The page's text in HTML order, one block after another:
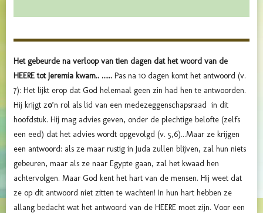
Het gebeurde na verloop van tien dagen dat het woord van de
HEERE tot Jeremia kwam.. ...... Pas na 10 dagen komt het antwoord (v.
7): Het lijkt erop dat God helemaal geen zin had hen te antwoorden.
Hij krijgt zo’n rol als lid van een medezeggenschapsraad in dit
hoofdstuk. Hij mag advies geven, onder de plechtige belofte (zelfs
een eed) dat het advies wordt opgevolgd (v. 5,6)...Maar ze krijgen
een antwoord: als ze maar rustig in Juda zullen blijven, zal hun niets
gebeuren, maar als ze naar Egypte gaan, zal het kwaad hen
achtervolgen. Maar God kent het hart van de mensen. Hij weet dat
ze op dit antwoord niet zitten te wachten! In hun hart hebben ze
allang bedacht wat het antwoord van de HEERE moet zijn. Voor een